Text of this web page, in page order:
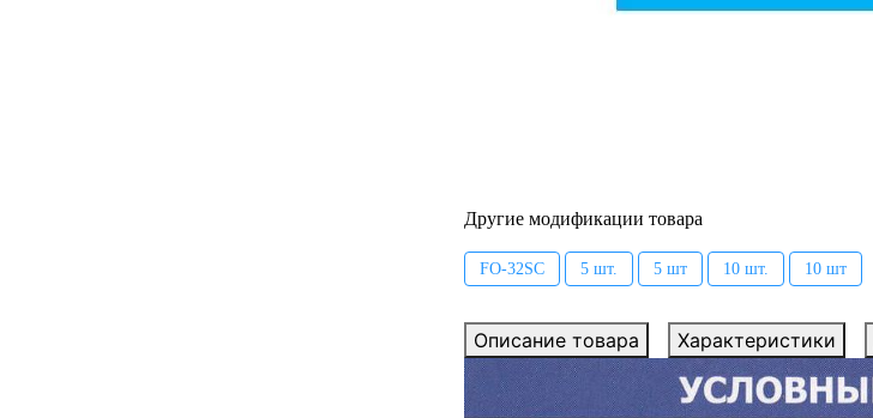
Другие модификации товара
FO-32SC 5 шт. 5 шт 10 шт. 10 шт
Описание товара Характеристики